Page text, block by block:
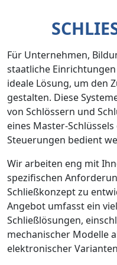
Für Unternehmen,
staatliche
ideale Lösung, um den
gestalten. Diese
von Schlössern und
eines Master-
Steuerungen bedient
Wir arbeiten eng mit
spezifischen
Schließkonzept zu
Angebot umfasst ein
Schließlösungen,
mechanischer Modelle
elektronischer